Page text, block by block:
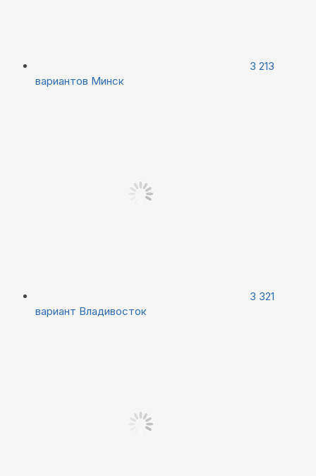
3 213
вариантов Минск
3 321
вариант Владивосток